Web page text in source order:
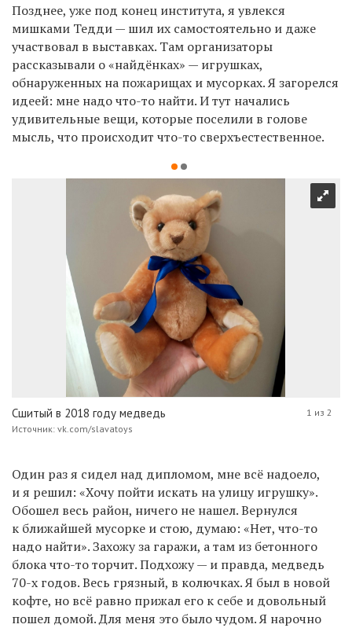
Позднее, уже под конец института, я увлекся
мишками Тедди — шил их самостоятельно и даже
участвовал в выставках. Там организаторы
рассказывали о «найдёнках» — игрушках,
обнаруженных на пожарищах и мусорках. Я загорелся
идеей: мне надо что-то найти. И тут начались
удивительные вещи, которые поселили в голове
мысль, что происходит что-то сверхъестественное.
Сшитый в 2018 году медведь
Источник: vk.com/slavatoys
1 из 2
Один раз я сидел над дипломом, мне всё надоело,
и я решил: «Хочу пойти искать на улицу игрушку».
Обошел весь район, ничего не нашел. Вернулся
к ближайшей мусорке и стою, думаю: «Нет, что-то
надо найти». Захожу за гаражи, а там из бетонного
блока что-то торчит. Подхожу — и правда, медведь
70-х годов. Весь грязный, в колючках. Я был в новой
кофте, но всё равно прижал его к себе и довольный
пошел домой. Для меня это было чудом. Я нарочно